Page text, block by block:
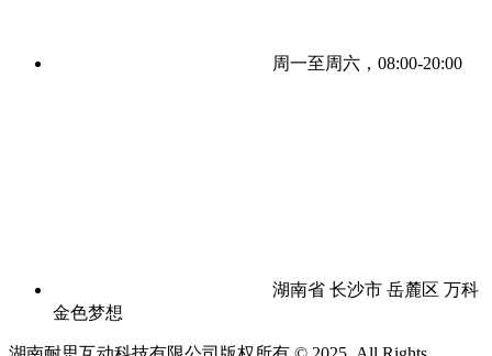
周一至周六，08:00-20:00
湖南省 长沙市 岳麓区 万科
金色梦想